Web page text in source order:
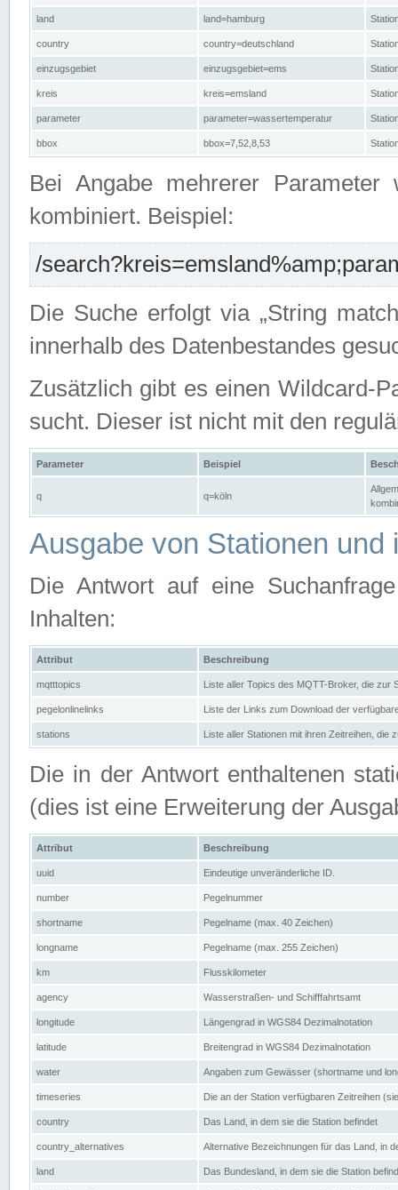
land land=hamburg
country country=deutschland
einzugsgebiet einzugsgebiet=ems
kreis kreis=emsland
parameter parameter=wassertemperatur
bbox bbox=7,52,8,53
Bei Angabe mehrerer Parameter
kombiniert. Beispiel:
/
Die Suche erfolgt via „String
innerhalb des Datenbestandes
Zusätzlich gibt es einen Wildcard-
sucht. Dieser ist nicht mit den
Parameter Beispiel
q q=köln
Ausgabe von Stationen und
Die Antwort auf eine
Inhalten:
Attribut Beschreibung
mqtttopics Liste aller Topics des MQTT-Broker, die zur
pegelonlinelinks Liste der Links zum Download der
stations Liste aller Stationen mit ihren Zeitreihen, die
Die in der Antwort enthaltenen
(dies ist eine Erweiterung der
Attribut Beschreibung
uuid Eindeutige unveränderliche ID.
number Pegelnummer
shortname Pegelname (max. 40 Zeichen)
longname Pegelname (max. 255 Zeichen)
km Flusskilometer
agency Wasserstraßen- und Schifffahrtsamt
longitude Längengrad in WGS84 Dezimalnotation
latitude Breitengrad in WGS84 Dezimalnotation
water Angaben zum Gewässer (shortname und
timeseries Die an der Station verfügbaren Zeitreihen
country Das Land, in dem sie die Station befindet
country_alternatives Alternative Bezeichnungen für das Land, in
land Das Bundesland, in dem sie die Station